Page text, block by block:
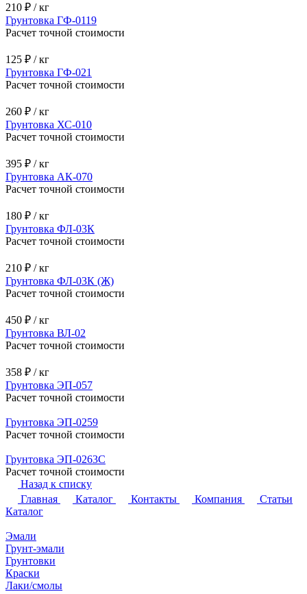
210 ₽ / кг
Грунтовка ГФ-0119
Расчет точной стоимости
125 ₽ / кг
Грунтовка ГФ-021
Расчет точной стоимости
260 ₽ / кг
Грунтовка ХС-010
Расчет точной стоимости
395 ₽ / кг
Грунтовка АК-070
Расчет точной стоимости
180 ₽ / кг
Грунтовка ФЛ-03К
Расчет точной стоимости
210 ₽ / кг
Грунтовка ФЛ-03К (Ж)
Расчет точной стоимости
450 ₽ / кг
Грунтовка ВЛ-02
Расчет точной стоимости
358 ₽ / кг
Грунтовка ЭП-057
Расчет точной стоимости
Грунтовка ЭП-0259
Расчет точной стоимости
Грунтовка ЭП-0263С
Расчет точной стоимости
Назад к списку
Главная
Каталог Контакты Компания
Статьи
Каталог
Эмали
Грунт-эмали
Грунтовки
Краски
Лаки/смолы